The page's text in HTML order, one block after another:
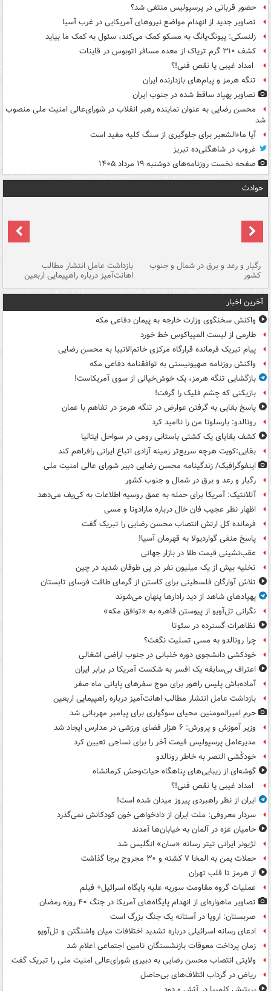
حضور قربانی در پرسپولیس منتفی شد؟
تصاویر جدید از انهدام مواضع نیروهای آمریکایی در غرب آسیا
زلنسکی: پیونگ‌یانگ به مسکو کمک می‌کند، سئول به کمک ما بیاید
کشف ۳۱۰ گرم تریاک از معده مسافر اتوبوس در قاینات
امداد غیبی یا نقص فنی!؟
تنگه هرمز و پیام‌های بازدارنده ایران
تصاویر پهپاد ساقط شده در جنوب ایران
محسن رضایی به عنوان نماینده رهبر انقلاب در شورای‌عالی امنیت ملی منصوب
شد
آیا ماءالشعیر برای جلوگیری از سنگ کلیه مفید است
غروب در شاهگلی‌ده تبریز
صفحه نخست روزنامه‌های دوشنبه ۱۹ مرداد ۱۴۰۵
حوادث
رگبار و رعد و برق در شمال و جنوب
کشور
بازداشت عامل انتشار مطالب
اهانت‌آمیز درباره راهپیمایی اربعین
آخرین اخبار
واکنش سخنگوی وزارت خارجه به پیمان دفاعی مکه
طارمی از لیست المپیاکوس خط خورد
پیام تبریک فرمانده قرارگاه مرکزی خاتم‌الانبیا به محسن رضایی
واکنش روزنامه صهیونیستی به توافقنامه دفاعی مکه
بازگشایی تنگه هرمز، یک خوش‌خیالی از سوی آمریکاست!
بازیکنی که چشم فلیک را گرفت!
پاسخ بقایی به گرفتن عوارض در تنگه هرمز در تفاهم با عمان
رونالدو: بارسلونا من را ناامید کرد
کشف بقایای یک کشتی باستانی رومی در سواحل ایتالیا
بقایی:کویت هرچه سریع‌تر زمینه آزادی اتباع ایرانی رافراهم کند
اینفوگرافیک/ زندگینامه محسن رضایی دبیر شورای عالی امنیت‌ ملی
رگبار و رعد و برق در شمال و جنوب کشور
آتلانتیک: آمریکا برای حمله به عمق روسیه اطلاعات به کی‌یف می‌دهد
اظهار نظر عجیب فان خال درباره مارادونا و مسی
فرمانده کل ارتش انتصاب محسن رضایی را تبریک گفت
پاسخ منفی گواردیولا به قهرمان آسیا!
عقب‌نشینی قیمت طلا در بازار جهانی
تخلیه بیش از یک میلیون نفر در پی طوفان شدید در چین
تلاش آوارگان فلسطینی برای کاستن از گرمای طاقت فرسای تابستان
پهپادهای شاهد از دید رادارها پنهان می‌شوند
نگرانی تل‌آویو از پیوستن قاهره به «توافق مکه»
تظاهرات گسترده در سئوتا
چرا رونالدو به مسی تسلیت نگفت؟
خودکشی دانشجوی دوره خلبانی در جنوب اراضی اشغالی
اعتراف بی‌سابقه یک افسر به شکست آمریکا در برابر ایران
آماده‌باش پلیس راهور برای موج سفرهای پایانی ماه صفر
بازداشت عامل انتشار مطالب اهانت‌آمیز درباره راهپیمایی اربعین
حرم امیرالمومنین محیای سوگواری برای پیامبر مهربانی شد
وزیر آموزش و پرورش: ۶ هزار فضای ورزشی در مدارس ایجاد شد
مدیرعامل پرسپولیس قیمت آخر را برای نساجی تعیین کرد
خودکُشی النصر به خاطر رونالدو
گوشه‌ای از زیبایی‌های پناهگاه‌ حیات‌وحش کرمانشاه
امداد غیبی یا نقص فنی!؟
ایران از نظر راهبردی پیروز میدان شده است!
سردار معروفی: ملت ایران از دادخواهی خون کودکانش نمی‌گذرد
حامیان غزه در آلمان به خیابان‌ها آمدند
لژیونر ایرانی تیتر رسانه «سان» انگلیس شد
حملات یمن به المخا ۷ کشته و ۳۰ مجروح برجا گذاشت
از هرمز تا قلب تهران
عملیات گروه مقاومت سوریه علیه پایگاه اسرائیل+ فیلم
تصاویر ماهواره‌ای از انهدام پایگاه‌های آمریکا در جنگ ۴۰ روزه رمضان
صربستان: اروپا در آستانه یک جنگ بزرگ است
ادعای رسانه اسرائیلی درباره تشدید اختلافات میان واشنگتن و تل‌آویو
زمان پرداخت معوقات بازنشستگان تامین اجتماعی اعلام شد
ولایتی انتصاب محسن رضایی به دبیری شورای‌عالی امنیت ملی را تبریک گفت
ریاض در گرداب ائتلاف‌های بی‌حاصل